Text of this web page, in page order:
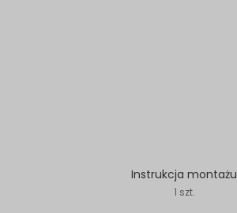
Instrukcja montażu
1 szt.